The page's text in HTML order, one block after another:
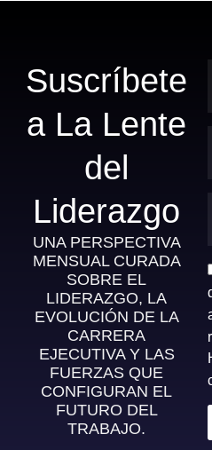
Suscríbete
a La Lente
del
Liderazgo
UNA PERSPECTIVA
MENSUAL CURADA
SOBRE EL
LIDERAZGO, LA
EVOLUCIÓN DE LA
CARRERA
EJECUTIVA Y LAS
FUERZAS QUE
CONFIGURAN EL
FUTURO DEL
TRABAJO.